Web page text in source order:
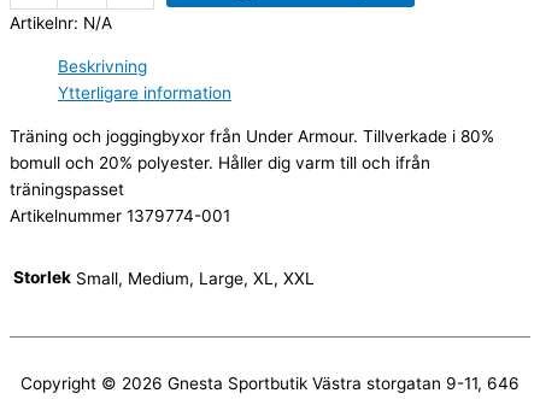
Artikelnr: N/A
Beskrivning
Ytterligare information
Träning och joggingbyxor från Under Armour. Tillverkade i 80%
bomull och 20% polyester. Håller dig varm till och ifrån
träningspasset
Artikelnummer 1379774-001
Storlek Small, Medium, Large, XL, XXL
Copyright © 2026 Gnesta Sportbutik Västra storgatan 9-11, 646